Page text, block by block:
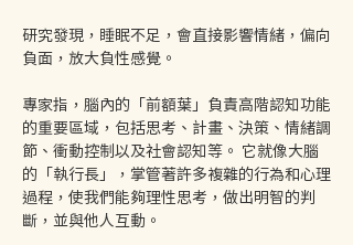
研究發現，睡眠不足，會直接影響情緒，偏向
負面，放大負性感覺。
專家指，腦內的「前額葉」負責高階認知功能
的重要區域，包括思考、計畫、決策、情緒調
節、衝動控制以及社會認知等。 它就像大腦
的「執行長」，掌管著許多複雜的行為和心理
過程，使我們能夠理性思考，做出明智的判
斷，並與他人互動。